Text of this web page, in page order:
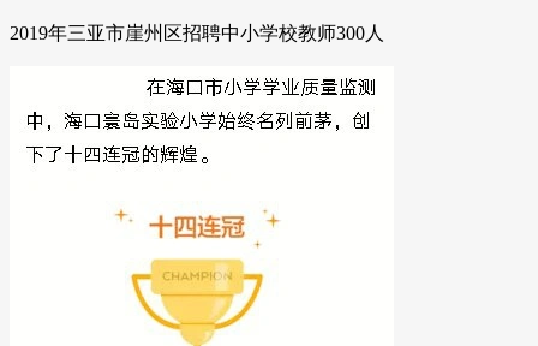
2019年三亚市崖州区招聘中小学校教师300人